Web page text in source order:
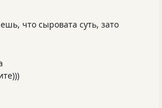
что сыровата суть, зато